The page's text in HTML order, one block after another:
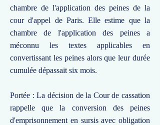
chambre de l'application des peines de la
cour d'appel de Paris. Elle estime que la
chambre de l'application des peines a
méconnu les textes applicables en
convertissant les peines alors que leur durée
cumulée dépassait six mois.
Portée : La décision de la Cour de cassation
rappelle que la conversion des peines
d'emprisonnement en sursis avec obligation